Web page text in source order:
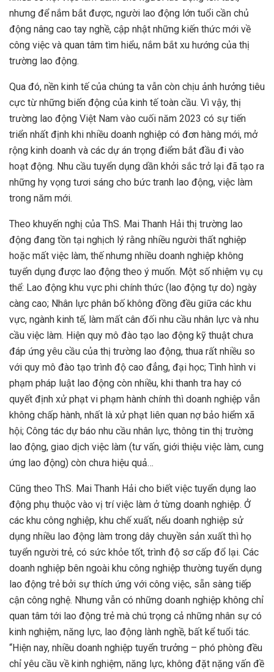
nhưng để nắm bắt được, người lao động lớn tuổi cần chủ
động nâng cao tay nghề, cập nhật những kiến thức mới về
công việc và quan tâm tìm hiểu, nắm bắt xu hướng của thị
trường lao động.
Qua đó, nền kinh tế của chúng ta vẫn còn chịu ảnh hưởng tiêu
cực từ những biến động của kinh tế toàn cầu. Vì vậy, thị
trường lao động Việt Nam vào cuối năm 2023 có sự tiến
triển nhất định khi nhiều doanh nghiệp có đơn hàng mới, mở
rộng kinh doanh và các dự án trọng điểm bắt đầu đi vào
hoạt động. Nhu cầu tuyển dụng dần khởi sắc trở lại đã tạo ra
những hy vọng tươi sáng cho bức tranh lao động, việc làm
trong năm mới.
Theo khuyến nghị của ThS. Mai Thanh Hải thị trường lao
động đang tồn tại nghịch lý rằng nhiều người thất nghiệp
hoặc mất việc làm, thế nhưng nhiều doanh nghiệp không
tuyển dụng được lao động theo ý muốn. Một số nhiệm vụ cụ
thể: Lao động khu vực phi chính thức (lao động tự do) ngày
càng cao; Nhân lực phân bố không đồng đều giữa các khu
vực, ngành kinh tế, làm mất cân đối nhu cầu nhân lực và nhu
cầu việc làm. Hiện quy mô đào tạo lao động kỹ thuật chưa
đáp ứng yêu cầu của thị trường lao động, thua rất nhiều so
với quy mô đào tạo trình độ cao đẳng, đại học; Tình hình vi
phạm pháp luật lao động còn nhiều, khi thanh tra hay có
quyết định xử phạt vi phạm hành chính thì doanh nghiệp vẫn
không chấp hành, nhất là xử phạt liên quan nợ bảo hiểm xã
hội; Công tác dự báo nhu cầu nhân lực, thông tin thị trường
lao động, giao dịch việc làm (tư vấn, giới thiệu việc làm, cung
ứng lao động) còn chưa hiệu quả…
Cũng theo ThS. Mai Thanh Hải cho biết việc tuyển dụng lao
động phụ thuộc vào vị trí việc làm ở từng doanh nghiệp. Ở
các khu công nghiệp, khu chế xuất, nếu doanh nghiệp sử
dụng nhiều lao động làm trong dây chuyền sản xuất thì họ
tuyển người trẻ, có sức khỏe tốt, trình độ sơ cấp đổ lại. Các
doanh nghiệp bên ngoài khu công nghiệp thường tuyển dụng
lao động trẻ bởi sự thích ứng với công việc, sẵn sàng tiếp
cận công nghệ. Nhưng vẫn có những doanh nghiệp không chỉ
quan tâm tới lao động trẻ mà chú trọng cả những nhân sự có
kinh nghiệm, năng lực, lao động lành nghề, bất kể tuổi tác.
“Hiện nay, nhiều doanh nghiệp tuyển trưởng – phó phòng đều
chỉ yêu cầu về kinh nghiệm, năng lực, không đặt nặng vấn đề